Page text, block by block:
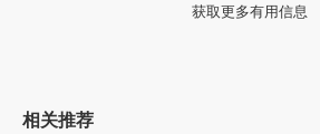
获取更多有用信息
相关推荐